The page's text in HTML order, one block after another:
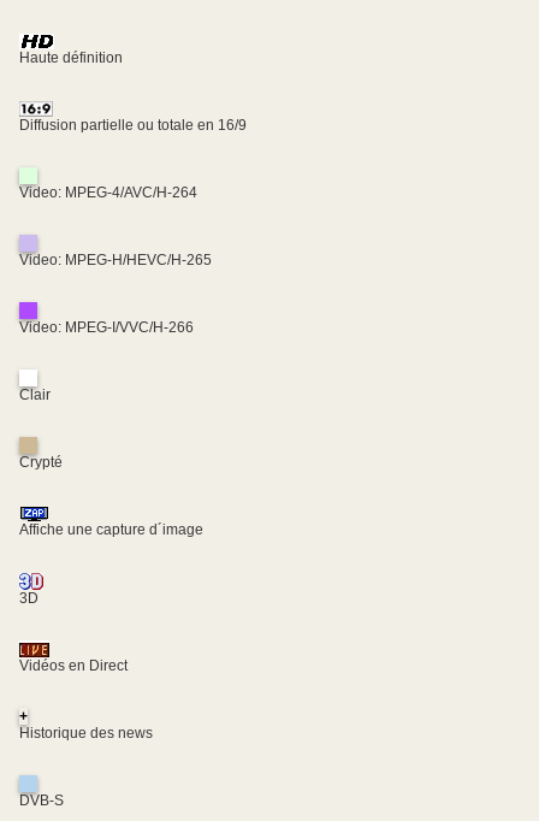
Haute définition
Diffusion partielle ou totale en 16/9
Video: MPEG-4/AVC/H-264
Video: MPEG-H/HEVC/H-265
Video: MPEG-I/VVC/H-266
Clair
Crypté
Affiche une capture d´image
3D
Vidéos en Direct
+
Historique des news
DVB-S